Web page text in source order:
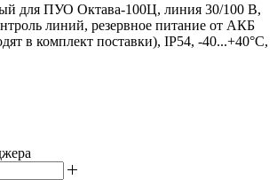
для ПУО Октава-100Ц, линия 30/100 В,
линий, резервное питание от АКБ
в комплект поставки), IP54, -40...+40°C,